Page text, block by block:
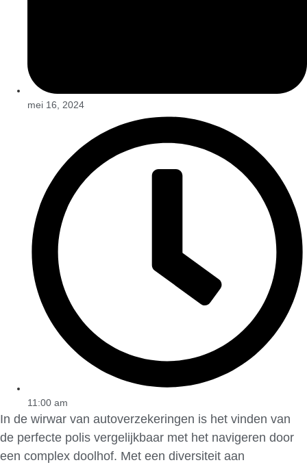
mei 16, 2024
11:00 am
In de wirwar van autoverzekeringen is het vinden van
de perfecte polis vergelijkbaar met het navigeren door
een complex doolhof. Met een diversiteit aan